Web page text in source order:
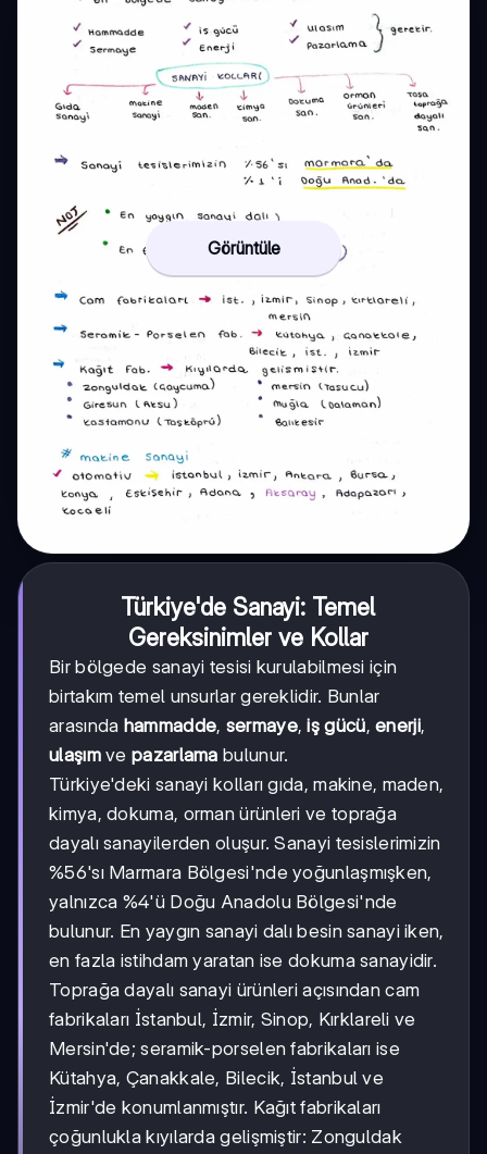
Görüntüle
Türkiye'de Sanayi: Temel
Gereksinimler ve Kollar
Bir bölgede sanayi tesisi kurulabilmesi için
birtakım temel unsurlar gereklidir. Bunlar
arasında hammadde, sermaye,iş gücü,enerji,
ulaşımvepazarlama bulunur.
Türkiye'deki sanayi kolları gıda, makine, maden,
kimya, dokuma, orman ürünleri ve toprağa
dayalı sanayilerden oluşur. Sanayi tesislerimizin
%56'sı Marmara Bölgesi'nde yoğunlaşmışken,
yalnızca %4'ü Doğu Anadolu Bölgesi'nde
bulunur. En yaygın sanayi dalı besin sanayi iken,
en fazla istihdam yaratan ise dokuma sanayidir.
Toprağa dayalı sanayi ürünleri açısından cam
fabrikaları İstanbul, İzmir, Sinop, Kırklareli ve
Mersin'de; seramik-porselen fabrikaları ise
Kütahya, Çanakkale, Bilecik, İstanbul ve
İzmir'de konumlanmıştır. Kağıt fabrikaları
çoğunlukla kıyılarda gelişmiştir: Zonguldak